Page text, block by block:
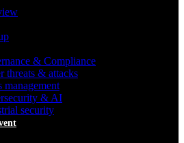
& Compliance
threats & attacks
& AI
security